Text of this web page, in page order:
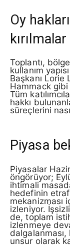
Oy
kırılmalar
Toplantı,
kullanım
Başkanı Lorie
Hammack
Tüm
hakkı
süreçlerini
Piyasa
Piyasalar
öngörüyor;
ihtimali
hedefinin
mekanizması
izleniyor.
de, toplam
izlenmeye
unsur olarak